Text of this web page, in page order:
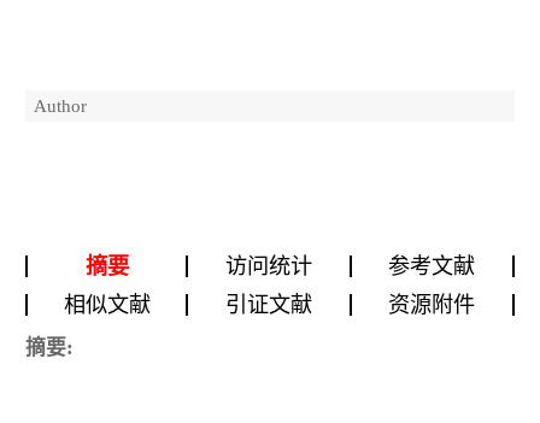
Author
摘要 访问统计
参考文献
相似文献
引证文献 资源附件
摘要: